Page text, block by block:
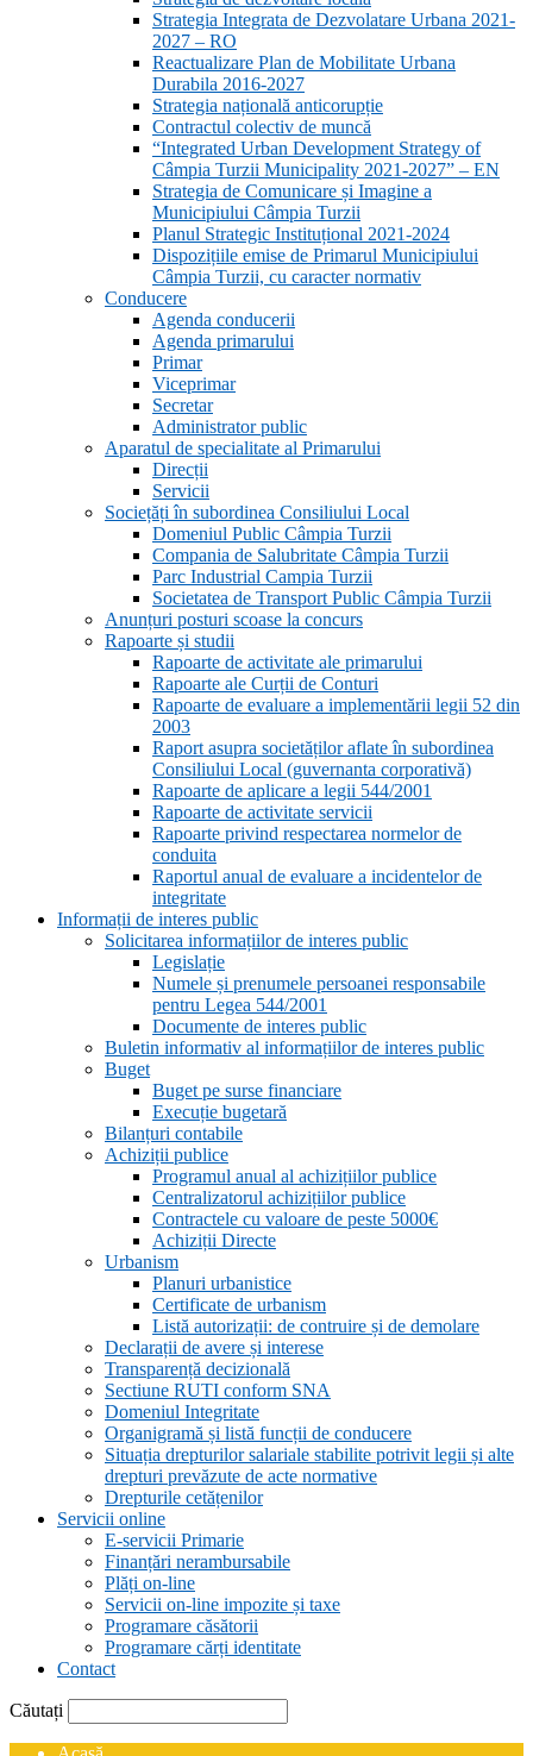
Strategia Integrata de Dezvolatare Urbana 2021-
2027 – RO
Reactualizare Plan de Mobilitate Urbana
Durabila 2016-2027
Strategia națională anticorupție
Contractul colectiv de muncă
“Integrated Urban Development Strategy of
Câmpia Turzii Municipality 2021-2027” – EN
Strategia de Comunicare și Imagine a
Municipiului Câmpia Turzii
Planul Strategic Instituțional 2021-2024
Dispozițiile emise de Primarul Municipiului
Câmpia Turzii, cu caracter normativ
Conducere
Agenda conducerii
Agenda primarului
Primar
Viceprimar
Secretar
Administrator public
Aparatul de specialitate al Primarului
Direcții
Servicii
Sociețăți în subordinea Consiliului Local
Domeniul Public Câmpia Turzii
Compania de Salubritate Câmpia Turzii
Parc Industrial Campia Turzii
Societatea de Transport Public Câmpia Turzii
Anunțuri posturi scoase la concurs
Rapoarte și studii
Rapoarte de activitate ale primarului
Rapoarte ale Curții de Conturi
Rapoarte de evaluare a implementării legii 52 din
2003
Raport asupra societăților aflate în subordinea
Consiliului Local (guvernanta corporativă)
Rapoarte de aplicare a legii 544/2001
Rapoarte de activitate servicii
Rapoarte privind respectarea normelor de
conduita
Raportul anual de evaluare a incidentelor de
integritate
Informații de interes public
Solicitarea informațiilor de interes public
Legislație
Numele și prenumele persoanei responsabile
pentru Legea 544/2001
Documente de interes public
Buletin informativ al informațiilor de interes public
Buget
Buget pe surse financiare
Execuție bugetară
Bilanțuri contabile
Achiziții publice
Programul anual al achizițiilor publice
Centralizatorul achizițiilor publice
Contractele cu valoare de peste 5000€
Achiziții Directe
Urbanism
Planuri urbanistice
Certificate de urbanism
Listă autorizații: de contruire și de demolare
Declarații de avere și interese
Transparență decizională
Sectiune RUTI conform SNA
Domeniul Integritate
Organigramă și listă funcții de conducere
Situația drepturilor salariale stabilite potrivit legii și alte
drepturi prevăzute de acte normative
Drepturile cetățenilor
Servicii online
E-servicii Primarie
Finanțări nerambursabile
Plăți on-line
Servicii on-line impozite și taxe
Programare căsătorii
Programare cărți identitate
Contact
Căutați